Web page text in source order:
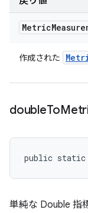
Metric
作成された
doubleTo
public static
単純な Double 指